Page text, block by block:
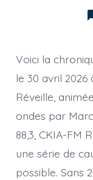
Voici la
le 30 avril 2026
Réveille,
ondes par
88,3, CKIA-
une série de
possible. Sans